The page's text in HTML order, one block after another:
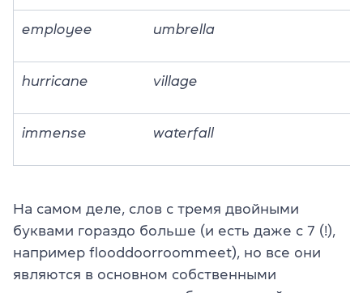
employee umbrella
hurricane village
immense waterfall
На самом деле, слов с тремя двойными
буквами гораздо больше (и есть даже с 7 (!),
например flooddoorroommeet), но все они
являются в основном собственными